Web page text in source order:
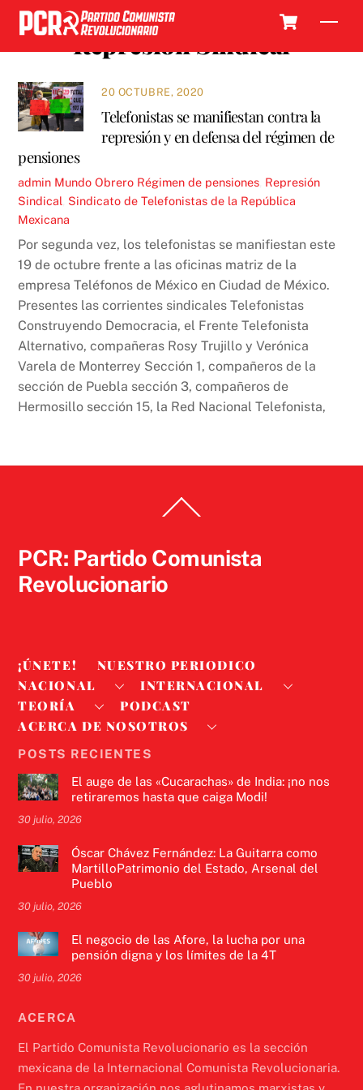
Skip
content
Represión Sindical
20 OCTUBRE, 2020
Telefonistas se manifiestan contra la
represión y en defensa del régimen de
pensiones
admin Mundo Obrero Régimen de pensiones Represión
Sindical Sindicato de Telefonistas de la República
Mexicana
Por segunda vez, los telefonistas se manifiestan este
19 de octubre frente a las oficinas matriz de la
empresa Teléfonos de México en Ciudad de México.
Presentes las corrientes sindicales Telefonistas
Construyendo Democracia, el Frente Telefonista
Alternativo, compañeras Rosy Trujillo y Verónica
Varela de Monterrey Sección 1, compañeros de la
sección de Puebla sección 3, compañeros de
Hermosillo sección 15, la Red Nacional Telefonista,
To
PCR: Partido Comunista
Revolucionario
¡ÚNETE!
NUESTRO PERIODICO
NACIONAL
INTERNACIONAL
TEORÍA
PODCAST
ACERCA DE NOSOTROS
POSTS RECIENTES
El auge de las «Cucarachas» de India: ¡no nos
retiraremos hasta que caiga Modi!
30 julio, 2026
Óscar Chávez Fernández: La Guitarra como
MartilloPatrimonio del Estado, Arsenal del
Pueblo
30 julio, 2026
El negocio de las Afore, la lucha por una
pensión digna y los límites de la 4T
30 julio, 2026
ACERCA
El Partido Comunista Revolucionario es la sección
mexicana de la Internacional Comunista Revolucionaria.